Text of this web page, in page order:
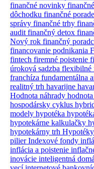
finančné novinky
dôchodku finančné
správy finančné trhy
audit finančný detox
Nový rok finančný
financovanie podnikania
fintech firemné poistenie
úroková sadzba flexibilné
franchíza fundamentálna
realitný trh havarijne
Hodnota náhrady
hospodársky cyklus
modely hypotéka
hypotekárne kalkulačky
hypotekárny trh Hypotéky
pilierIndexové fondy
inflácia a poistenie
inovácie inteligentná